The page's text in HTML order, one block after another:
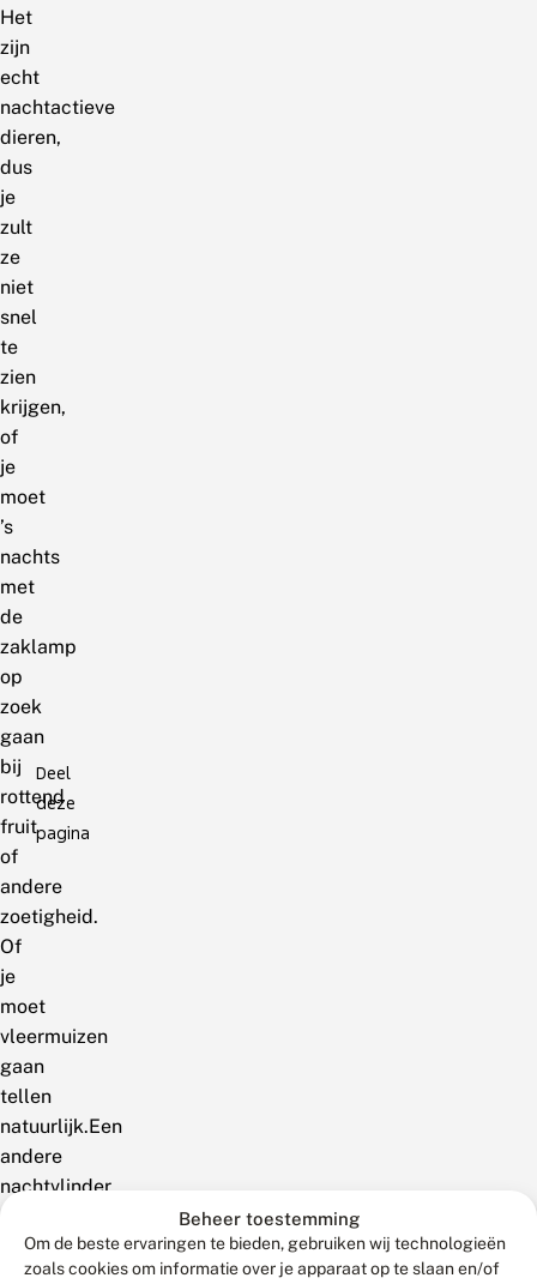
Beheer toestemming
Om de beste ervaringen te bieden, gebruiken wij technologieën
zoals cookies om informatie over je apparaat op te slaan en/of
Het
zijn
echt
nachtactieve
dieren,
dus
je
zult
ze
niet
snel
te
zien
krijgen,
of
je
moet
’s
nachts
met
de
zaklamp
op
zoek
gaan
bij
rottend
fruit
of
andere
zoetigheid.
Of
je
moet
vleermuizen
gaan
tellen
natuurlijk.Een
andere
nachtvlinder
die
wel
Deel
deze
pagina